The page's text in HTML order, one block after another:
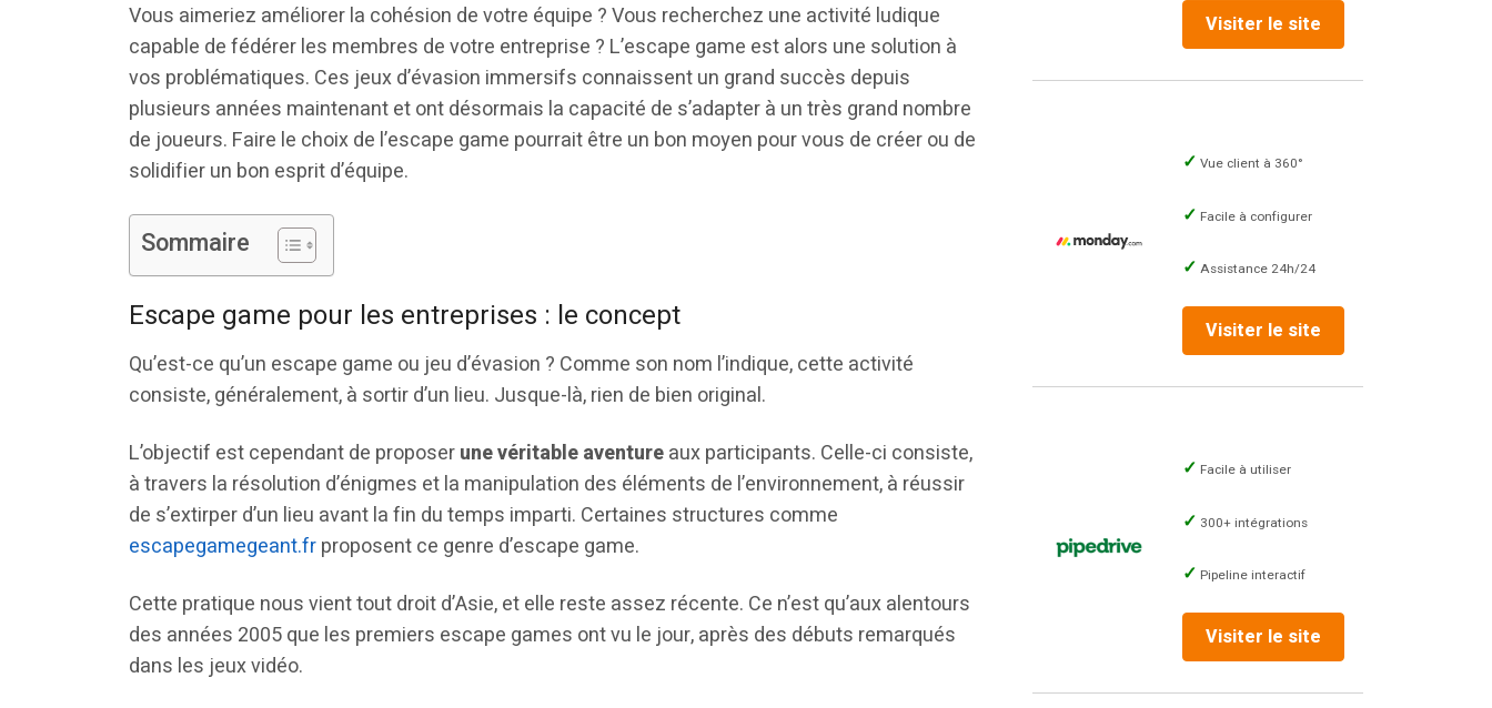
Vous aimeriez améliorer la cohésion de votre équipe ? Vous recherchez une activité ludique
capable de fédérer les membres de votre entreprise ? L’escape game est alors une solution à
vos problématiques. Ces jeux d’évasion immersifs connaissent un grand succès depuis
plusieurs années maintenant et ont désormais la capacité de s’adapter à un très grand nombre
de joueurs. Faire le choix de l’escape game pourrait être un bon moyen pour vous de créer ou de
solidifier un bon esprit d’équipe.
Sommaire
Escape game pour les entreprises : le concept
Qu’est-ce qu’un escape game ou jeu d’évasion ? Comme son nom l’indique, cette activité
consiste, généralement, à sortir d’un lieu. Jusque-là, rien de bien original.
L’objectif est cependant de proposerune véritable aventureaux participants. Celle-ci consiste,
à travers la résolution d’énigmes et la manipulation des éléments de l’environnement, à réussir
de s’extirper d’un lieu avant la fin du temps imparti. Certaines structures comme
escapegamegeant.frproposent ce genre d’escape game.
Cette pratique nous vient tout droit d’Asie, et elle reste assez récente. Ce n’est qu’aux alentours
des années 2005 que les premiers escape games ont vu le jour, après des débuts remarqués
dans les jeux vidéo.
Visiter le site
Vue client à 360°
Facile à configurer
Assistance 24h/24
Visiter le site
Facile à utiliser
300+ intégrations
Pipeline interactif
Visiter le site